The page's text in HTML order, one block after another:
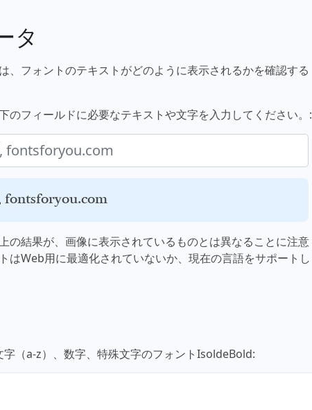
タ
、フォントのテキストがどのように表示されるかを確認する
フィールドに必要なテキストや文字を入力してください。:
fontsforyou.com
の結果が、画像に表示されているものとは異なることに注意
はWeb用に最適化されていないか、現在の言語をサポートし
（a-z）、数字、特殊文字のフォントIsoldeBold: